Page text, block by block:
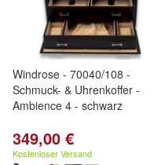
Windrose - 70040/108 -
Schmuck- & Uhrenkoffer -
Ambience 4 - schwarz
349,00 €
Kostenloser Versand